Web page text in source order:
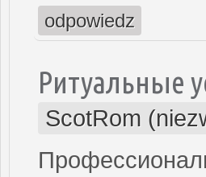
odpowiedz
Ритуальные
ScotRom